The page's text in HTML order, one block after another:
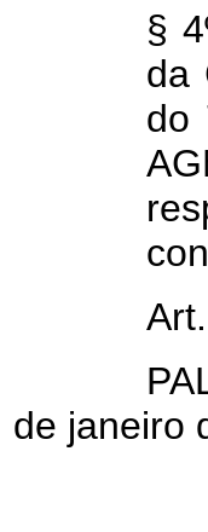
§
da
do
de janeiro